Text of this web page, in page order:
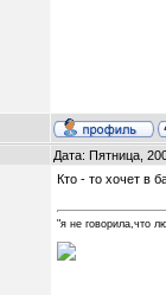
Дата: Пятница,
Кто - то хочет в
"я не говорила,что